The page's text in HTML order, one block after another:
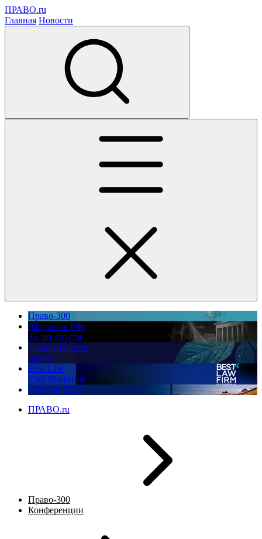
ПРАВО.ru
Главная Новости
Право-300
Юррынок РФ:
35 лет спустя
Экологическое
право
Best Law
Firm Marketing
ПМЮФ 2026
ПРАВО.ru
Право-300
Конференции